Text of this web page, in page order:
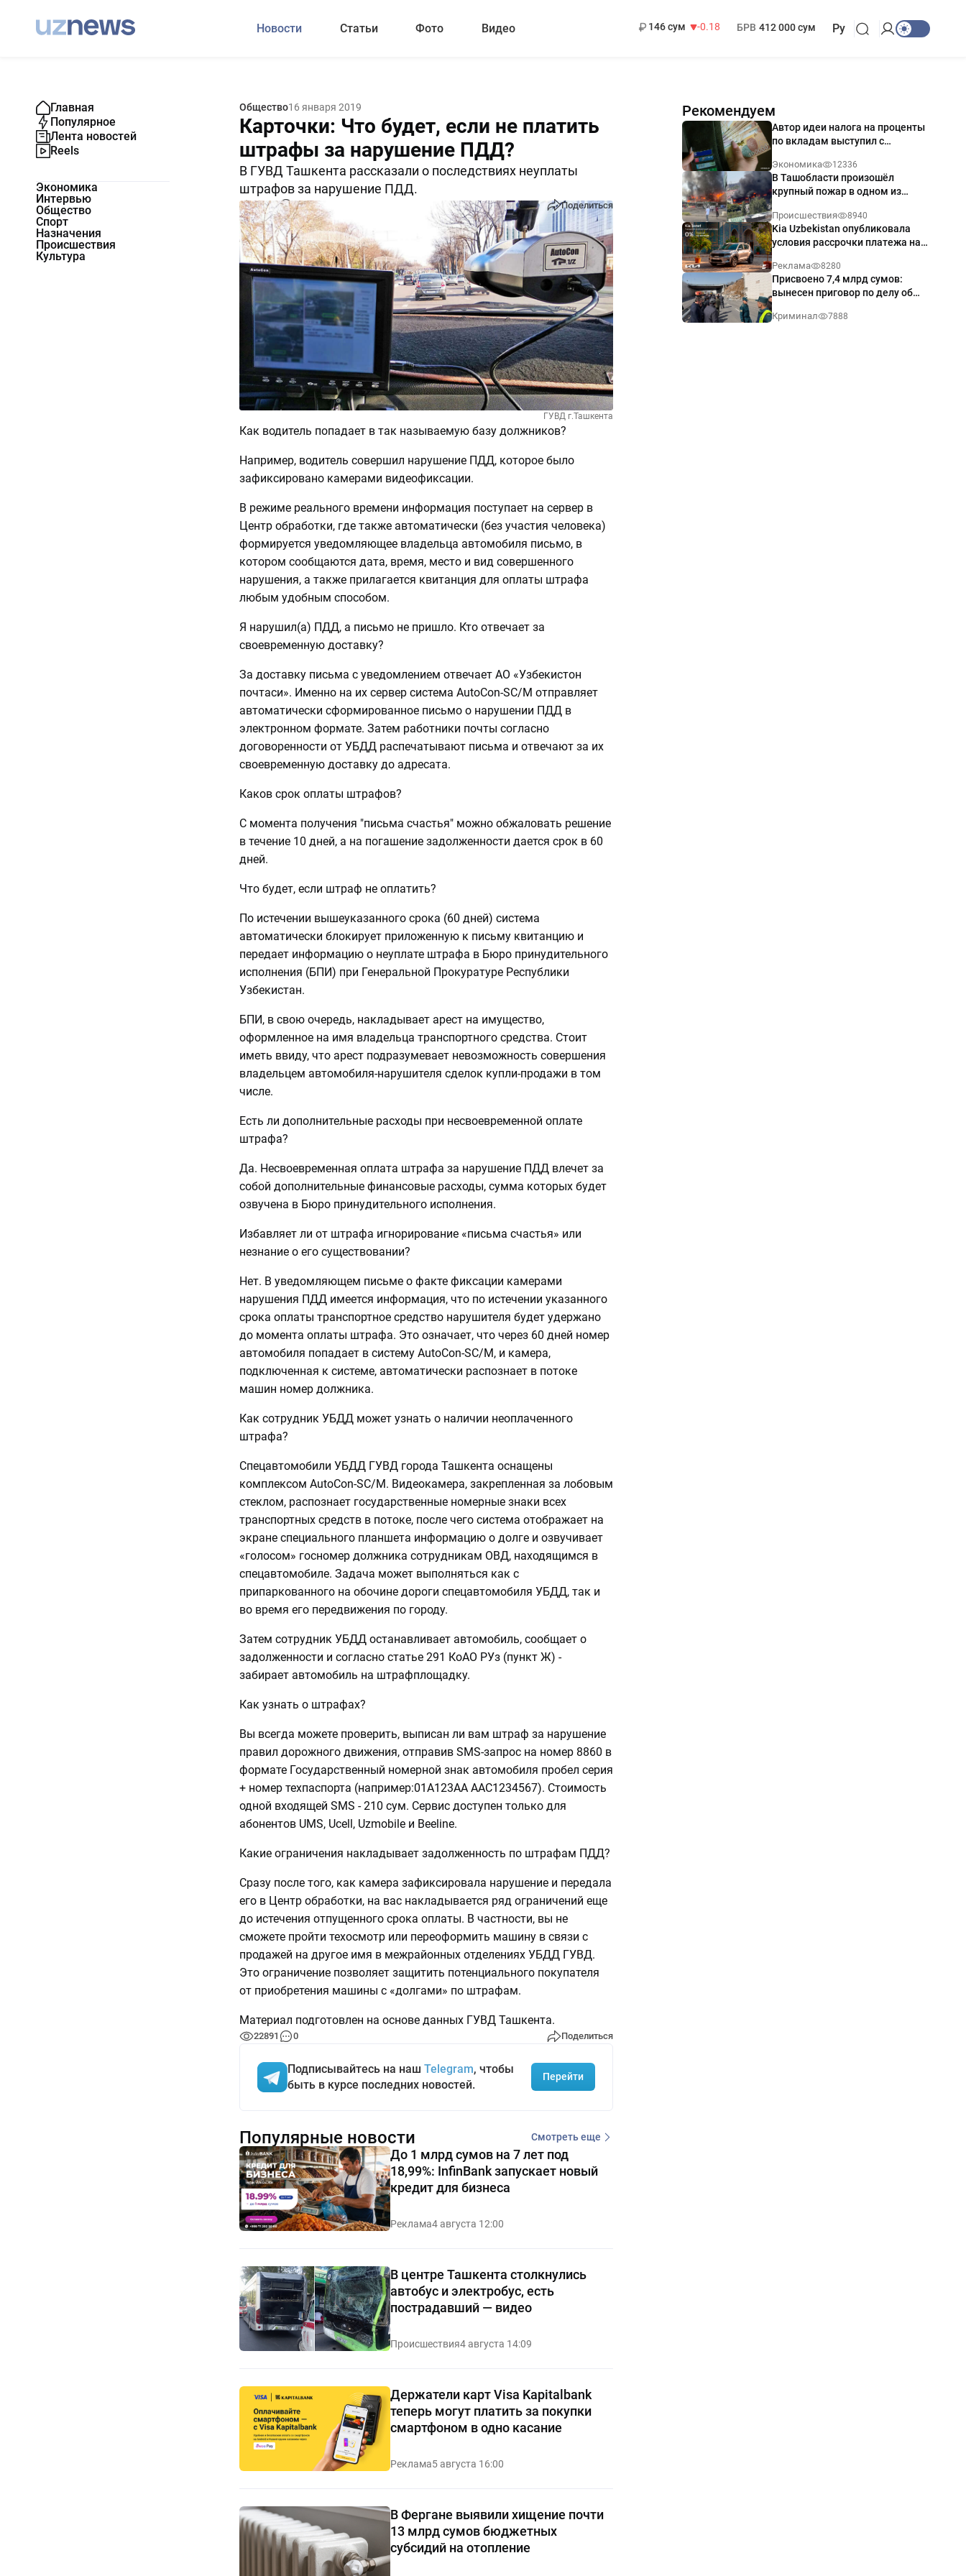
Новости Статьи Фото Видео
146 сум
-0.18
БРВ 412 000 сум Ру
Главная
Популярное
Лента новостей
Reels
Экономика
Интервью
Общество
Спорт
Назначения
Происшествия
Культура
Общество16 января 2019
Карточки: Что будет, если не платить
штрафы за нарушение ПДД?
В ГУВД Ташкента рассказали о последствиях неуплаты
штрафов за нарушение ПДД.
22891 0 Поделиться
ГУВД г.Ташкента
Как водитель попадает в так называемую базу должников?
Например, водитель совершил нарушение ПДД, которое было
зафиксировано камерами видеофиксации.
В режиме реального времени информация поступает на сервер в
Центр обработки, где также автоматически (без участия человека)
формируется уведомляющее владельца автомобиля письмо, в
котором сообщаются дата, время, место и вид совершенного
нарушения, а также прилагается квитанция для оплаты штрафа
любым удобным способом.
Я нарушил(а) ПДД, а письмо не пришло. Кто отвечает за
своевременную доставку?
За доставку письма с уведомлением отвечает АО «Узбекистон
почтаси». Именно на их сервер система AutoCon-SC/M отправляет
автоматически сформированное письмо о нарушении ПДД в
электронном формате. Затем работники почты согласно
договоренности от УБДД распечатывают письма и отвечают за их
своевременную доставку до адресата.
Каков срок оплаты штрафов?
С момента получения "письма счастья" можно обжаловать решение
в течение 10 дней, а на погашение задолженности дается срок в 60
дней.
Что будет, если штраф не оплатить?
По истечении вышеуказанного срока (60 дней) система
автоматически блокирует приложенную к письму квитанцию и
передает информацию о неуплате штрафа в Бюро принудительного
исполнения (БПИ) при Генеральной Прокуратуре Республики
Узбекистан.
БПИ, в свою очередь, накладывает арест на имущество,
оформленное на имя владельца транспортного средства. Стоит
иметь ввиду, что арест подразумевает невозможность совершения
владельцем автомобиля-нарушителя сделок купли-продажи в том
числе.
Есть ли дополнительные расходы при несвоевременной оплате
штрафа?
Да. Несвоевременная оплата штрафа за нарушение ПДД влечет за
собой дополнительные финансовые расходы, сумма которых будет
озвучена в Бюро принудительного исполнения.
Избавляет ли от штрафа игнорирование «письма счастья» или
незнание о его существовании?
Нет. В уведомляющем письме о факте фиксации камерами
нарушения ПДД имеется информация, что по истечении указанного
срока оплаты транспортное средство нарушителя будет удержано
до момента оплаты штрафа. Это означает, что через 60 дней номер
автомобиля попадает в систему AutoCon-SC/M, и камера,
подключенная к системе, автоматически распознает в потоке
машин номер должника.
Как сотрудник УБДД может узнать о наличии неоплаченного
штрафа?
Спецавтомобили УБДД ГУВД города Ташкента оснащены
комплексом AutoCon-SC/M. Видеокамера, закрепленная за лобовым
стеклом, распознает государственные номерные знаки всех
транспортных средств в потоке, после чего система отображает на
экране специального планшета информацию о долге и озвучивает
«голосом» госномер должника сотрудникам ОВД, находящимся в
спецавтомобиле. Задача может выполняться как с
припаркованного на обочине дороги спецавтомобиля УБДД, так и
во время его передвижения по городу.
Затем сотрудник УБДД останавливает автомобиль, сообщает о
задолженности и согласно статье 291 КоАО РУз (пункт Ж) -
забирает автомобиль на штрафплощадку.
Как узнать о штрафах?
Вы всегда можете проверить, выписан ли вам штраф за нарушение
правил дорожного движения, отправив SMS-запрос на номер 8860 в
формате Государственный номерной знак автомобиля пробел серия
+ номер техпаспорта (например:01A123AA AAC1234567). Стоимость
одной входящей SMS - 210 сум. Сервис доступен только для
абонентов UMS, Ucell, Uzmobile и Beeline.
Какие ограничения накладывает задолженность по штрафам ПДД?
Сразу после того, как камера зафиксировала нарушение и передала
его в Центр обработки, на вас накладывается ряд ограничений еще
до истечения отпущенного срока оплаты. В частности, вы не
сможете пройти техосмотр или переоформить машину в связи с
продажей на другое имя в межрайонных отделениях УБДД ГУВД.
Это ограничение позволяет защитить потенциального покупателя
от приобретения машины с «долгами» по штрафам.
Материал подготовлен на основе данных ГУВД Ташкента.
22891 0 Поделиться
Подписывайтесь на наш Telegram, чтобы
быть в курсе последних новостей.
Перейти
Рекомендуем
Автор идеи налога на проценты
по вкладам выступил с
Экономика 12336
В Ташобласти произошёл
крупный пожар в одном из
Происшествия 8940
Kia Uzbekistan опубликовала
условия рассрочки платежа на
годовых
Реклама 8280
Присвоено 7,4 млрд сумов:
вынесен приговор по делу об
Ташкенте
Криминал 7888
Популярные новости Смотреть еще
До 1 млрд сумов на 7 лет под
18,99%: InfinBank запускает новый
кредит для бизнеса
Реклама4 августа 12:00
В центре Ташкента столкнулись
автобус и электробус, есть
пострадавший — видео
Происшествия4 августа 14:09
Держатели карт Visa Kapitalbank
теперь могут платить за покупки
смартфоном в одно касание
Реклама5 августа 16:00
В Фергане выявили хищение почти
13 млрд сумов бюджетных
субсидий на отопление